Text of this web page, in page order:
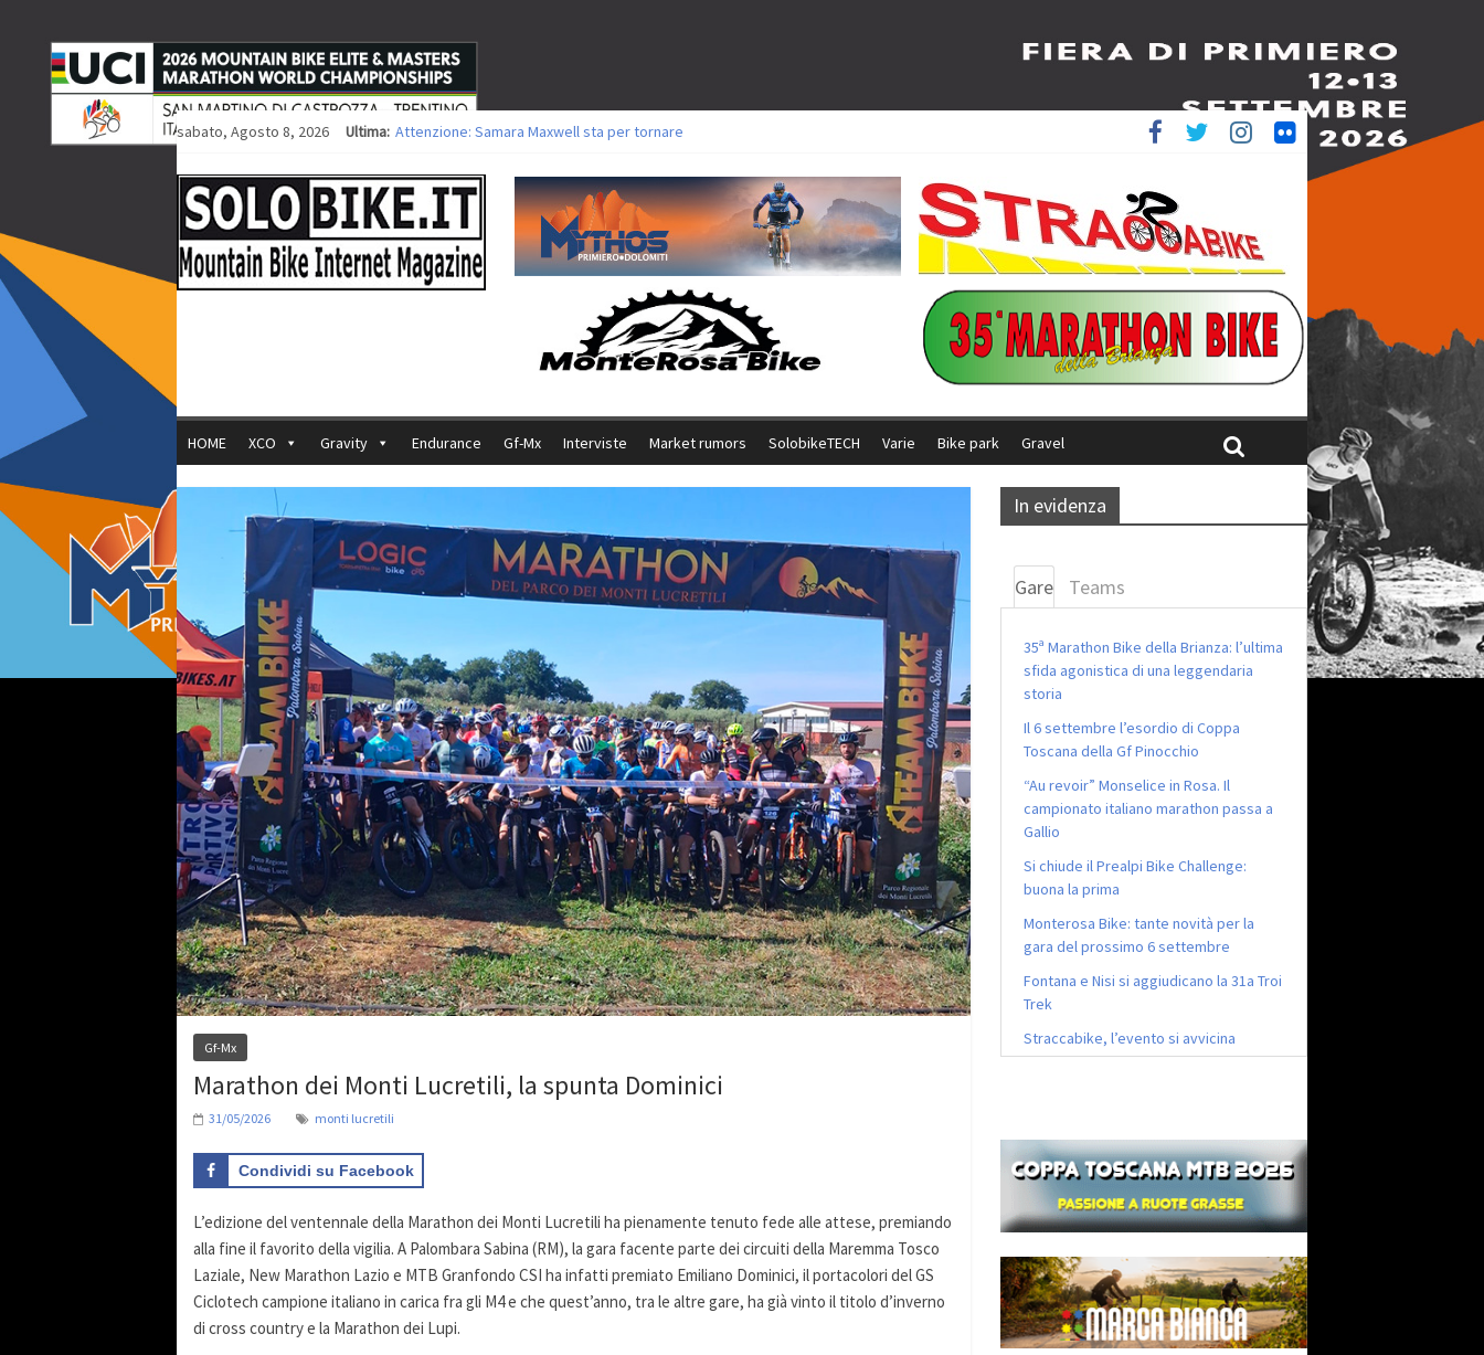
sabato, Agosto 8, 2026 Ultima: Attenzione: Samara Maxwell sta per tornare
Europei XCO: vittorie per Ghibaudo, Grossmann e Gallis. Signorelli 5^ la migliore tra gli italiani
35ª Marathon Bike della Brianza: l’ultima sfida agonistica di una leggendaria storia
Europei MTB: il Team Relay firma il secondo argento azzurro a Monteceneri
HOME XCO Gravity Endurance Gf-Mx Interviste Market rumors SolobikeTECH Varie Bike park Gravel
Gf-Mx
Marathon dei Monti Lucretili, la spunta Dominici
31/05/2026 monti lucretili
Condividi su Facebook
L’edizione del ventennale della Marathon dei Monti Lucretili ha pienamente tenuto fede alle attese, premiando
alla fine il favorito della vigilia. A Palombara Sabina (RM), la gara facente parte dei circuiti della Maremma Tosco
Laziale, New Marathon Lazio e MTB Granfondo CSI ha infatti premiato Emiliano Dominici, il portacolori del GS
Ciclotech campione italiano in carica fra gli M4 e che quest’anno, tra le altre gare, ha già vinto il titolo d’inverno
di cross country e la Marathon dei Lupi.
In evidenza
Gare Teams
35ª Marathon Bike della Brianza: l’ultima
sfida agonistica di una leggendaria
storia
Il 6 settembre l’esordio di Coppa
Toscana della Gf Pinocchio
“Au revoir” Monselice in Rosa. Il
campionato italiano marathon passa a
Gallio
Si chiude il Prealpi Bike Challenge:
buona la prima
Monterosa Bike: tante novità per la
gara del prossimo 6 settembre
Fontana e Nisi si aggiudicano la 31a Troi
Trek
Straccabike, l’evento si avvicina